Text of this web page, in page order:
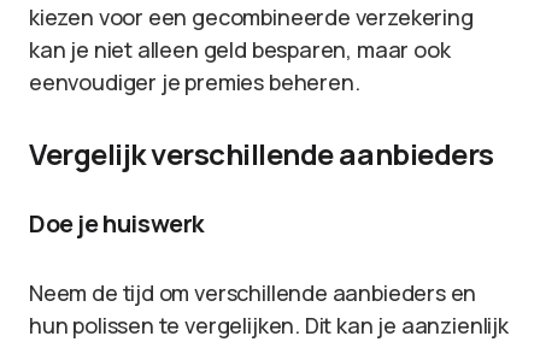
kiezen voor een gecombineerde verzekering
kan je niet alleen geld besparen, maar ook
eenvoudiger je premies beheren.
Vergelijk verschillende aanbieders
Doe je huiswerk
Neem de tijd om verschillende aanbieders en
hun polissen te vergelijken. Dit kan je aanzienlijk